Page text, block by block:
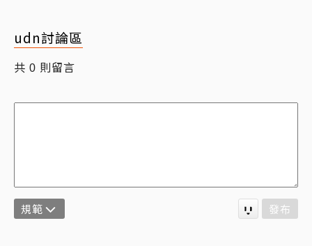
udn討論區
共 0 則留言
規範 發布